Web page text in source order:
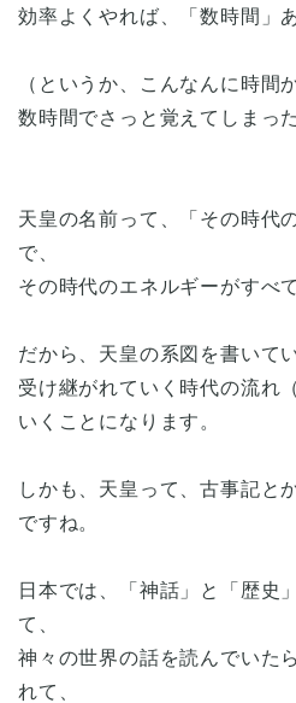
効率よくやれば、「数時間」
（というか、こんなんに時間
数時間でさっと覚えてしまっ
天皇の名前って、「その時代
で、
その時代のエネルギーがすべ
だから、天皇の系図を書いて
受け継がれていく時代の流れ
いくことになります。
しかも、天皇って、古事記と
ですね。
日本では、「神話」と「歴史
て、
神々の世界の話を読んでいた
れて、